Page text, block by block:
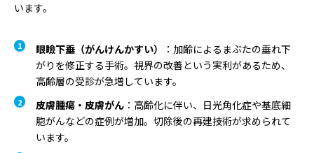
います。
眼瞼下垂（がんけんかすい）
：加齢によるまぶたの垂れ下
がりを修正する手術。視界の改善という実利があるため、
高齢層の受診が急増しています。
皮膚腫瘍・皮膚がん：高齢化に伴い、日光角化症や基底細
胞がんなどの症例が増加。切除後の再建技術が求められて
います。